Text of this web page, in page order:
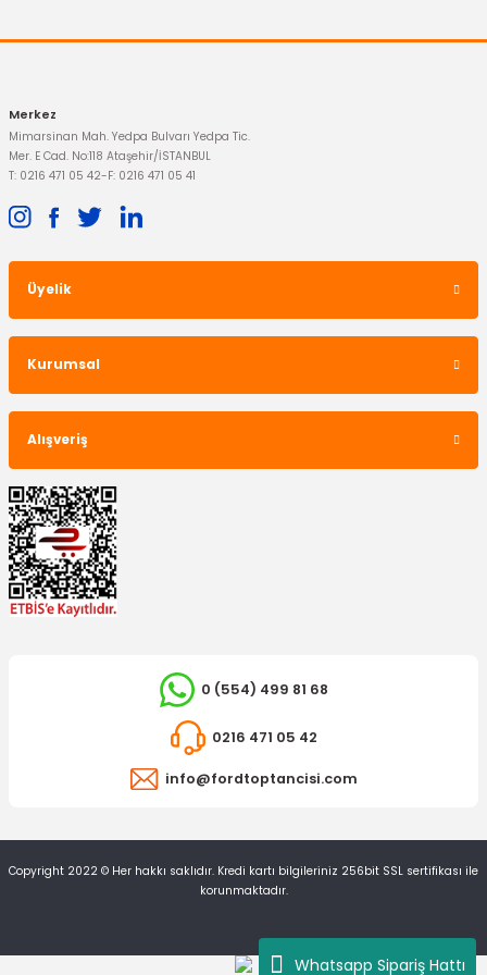
Whatsapp Sipariş Hattı
1.169,84 TL
Ön Fren Balatası Mondeo
733,95 TL
İTHAL ÜRÜN
Ön Fren Balatası Mondeo İkazlı Tip
Merkez
Mimarsinan Mah. Yedpa Bulvarı Yedpa Tic.
Mer. E Cad. No:118 Ataşehir/İSTANBUL
T: 0216 471 05 42-F: 0216 471 05 41
Üyelik
Kurumsal
Alışveriş
0 (554) 499 81 68
0216 471 05 42
info@fordtoptancisi.com
Copyright 2022 © Her hakkı saklıdır. Kredi kartı bilgileriniz 256bit SSL sertifikası ile
korunmaktadır.